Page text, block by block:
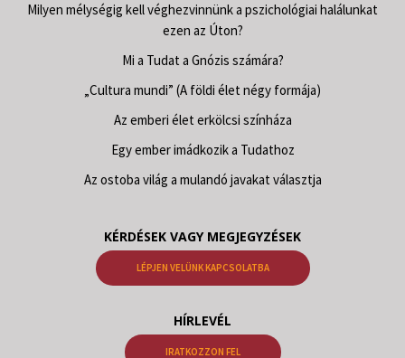
Milyen mélységig kell véghezvinnünk a pszichológiai halálunkat
ezen az Úton?
Mi a Tudat a Gnózis számára?
„Cultura mundi” (A földi élet négy formája)
Az emberi élet erkölcsi színháza
Egy ember imádkozik a Tudathoz
Az ostoba világ a mulandó javakat választja
KÉRDÉSEK VAGY MEGJEGYZÉSEK
LÉPJEN VELÜNK KAPCSOLATBA
HÍRLEVÉL
IRATKOZZON FEL